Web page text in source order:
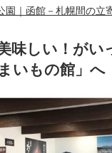
園｜函館－札幌間の立
味しい！がい
いもの館」へ